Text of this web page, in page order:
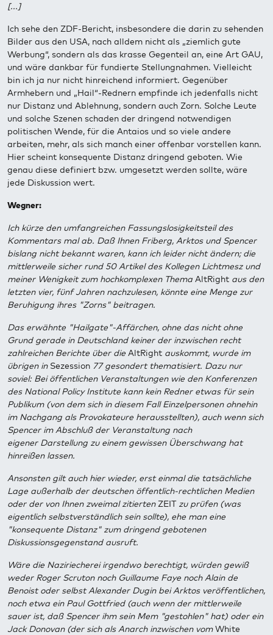
[...]
Ich sehe den ZDF-Bericht, insbesondere die darin zu sehenden
Bilder aus den USA, nach alldem nicht als „ziemlich gute
Werbung“, sondern als das krasse Gegenteil an, eine Art GAU,
und wäre dankbar für fundierte Stellungnahmen. Vielleicht
bin ich ja nur nicht hinreichend informiert. Gegenüber
Armhebern und „Hail“-Rednern empfinde ich jedenfalls nicht
nur Distanz und Ablehnung, sondern auch Zorn. Solche Leute
und solche Szenen schaden der dringend notwendigen
politischen Wende, für die Antaios und so viele andere
arbeiten, mehr, als sich manch einer offenbar vorstellen kann.
Hier scheint konsequente Distanz dringend geboten. Wie
genau diese definiert bzw. umgesetzt werden sollte, wäre
jede Diskussion wert.
Wegner:
Ich kürze den umfangreichen Fassungslosigkeitsteil des
Kommentars mal ab. Daß Ihnen Friberg, Arktos und Spencer
bislang nicht bekannt waren, kann ich leider nicht ändern; die
mittlerweile sicher rund 50 Artikel des Kollegen Lichtmesz und
meiner Wenigkeit zum hochkomplexen Thema AltRight aus den
letzten vier, fünf Jahren nachzulesen, könnte eine Menge zur
Beruhigung ihres "Zorns" beitragen.
Das erwähnte "Hailgate"-Affärchen, ohne das nicht ohne
Grund gerade in Deutschland keiner der inzwischen recht
zahlreichen Berichte über die AltRight auskommt, wurde im
übrigen in Sezession 77 gesondert thematisiert. Dazu nur
soviel: Bei öffentlichen Veranstaltungen wie den Konferenzen
des National Policy Institute kann kein Redner etwas für sein
Publikum (von dem sich in diesem Fall Einzelpersonen ohnehin
im Nachgang als Provokateure herausstellten), auch wenn sich
Spencer im Abschluß der Veranstaltung nach
eigener Darstellung zu einem gewissen Überschwang hat
hinreißen lassen.
Ansonsten gilt auch hier wieder, erst einmal die tatsächliche
Lage außerhalb der deutschen öffentlich-rechtlichen Medien
oder der von Ihnen zweimal zitiertenZEITzu prüfen (was
eigentlich selbstverständlich sein sollte), ehe man eine
"konsequente Distanz" zum dringend gebotenen
Diskussionsgegenstand ausruft.
Wäre die Naziriecherei irgendwo berechtigt, würden gewiß
weder Roger Scruton noch Guillaume Faye noch Alain de
Benoist oder selbst Alexander Dugin bei Arktos veröffentlichen,
noch etwa ein Paul Gottfried (auch wenn der mittlerweile
sauer ist, daß Spencer ihm sein Mem "gestohlen" hat) oder ein
Jack Donovan (der sich als Anarch inzwischen vomWhite